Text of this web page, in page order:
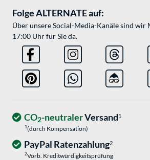
Folge ALTERNATE auf:
Über unsere Social-Media-Kanäle sind wir
17:00 Uhr für Sie da.
CO2-neutralerVersand1
1(durch Kompensation)
PayPal Ratenzahlung2
2Vorb. Kreditwürdigkeitsprüfung